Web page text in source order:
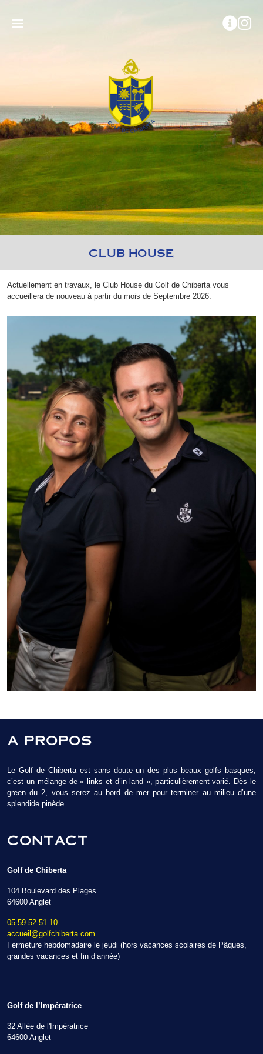
CLUB HOUSE
Actuellement en travaux, le Club House du Golf de Chiberta vous
accueillera de nouveau à partir du mois de Septembre 2026.
A PROPOS
Le Golf de Chiberta est sans doute un des plus beaux golfs basques,
c’est un mélange de « links et d’in-land », particulièrement varié. Dès le
green du 2, vous serez au bord de mer pour terminer au milieu d’une
splendide pinède.
CONTACT
Golf de Chiberta
104 Boulevard des Plages
64600 Anglet
05 59 52 51 10
accueil@golfchiberta.com
Fermeture hebdomadaire le jeudi (hors vacances scolaires de Pâques,
grandes vacances et fin d’année)
Golf de l’Impératrice
32 Allée de l'Impératrice
64600 Anglet